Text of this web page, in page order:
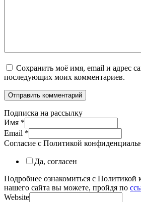
Сохранить моё имя, email и адрес
последующих моих комментариев.
Подписка на рассылку
Имя *
Email *
Согласие с Политикой
Да, согласен
Подробнее ознакомиться с Политикой
нашего сайта вы можете, пройдя по
Website